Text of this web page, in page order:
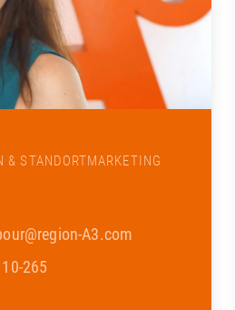
& STANDORTMARKETING
A3.com
265